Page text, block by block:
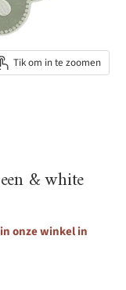
Tik om in te zoomen
& white
onze winkel in